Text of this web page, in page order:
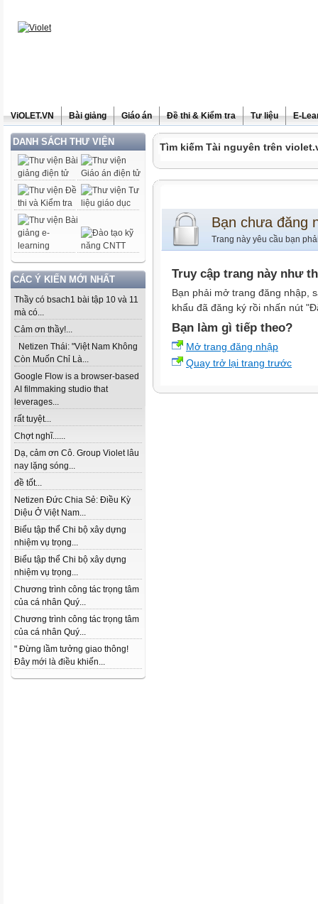
ViOLET.VN Bài giảng Giáo án Đề thi & Kiểm tra Tư liệu E-
DANH SÁCH THƯ VIỆN
CÁC Ý KIẾN MỚI NHẤT
Thầy có bsach1 bài tập 10 và 11
mà có...
Cảm ơn thầy!...
Netizen Thái: "Việt Nam Không
Còn Muốn Chỉ Là...
Google Flow is a browser-based
AI filmmaking studio that
leverages...
rất tuyệt...
Chợt nghĩ......
Dạ, cảm ơn Cô. Group Violet lâu
nay lặng sóng...
đề tốt...
Netizen Đức Chia Sẻ: Điều Kỳ
Diệu Ở Việt Nam...
Biểu tập thể Chi bộ xây dựng
nhiệm vụ trọng...
Biểu tập thể Chi bộ xây dựng
nhiệm vụ trọng...
Chương trình công tác trọng tâm
của cá nhân Quý...
Chương trình công tác trọng tâm
của cá nhân Quý...
" Đừng lầm tưởng giao thông!
Đây mới là điều khiến...
Tìm kiếm Tài nguyên trên
Bạn chưa đăng
Trang này yêu cầu bạn
Truy cập trang này như
Bạn phải mở trang đăng nhập,
khẩu đã đăng ký rồi nhấn nút
Bạn làm gì tiếp theo?
Mở trang đăng nhập
Quay trở lại trang trước